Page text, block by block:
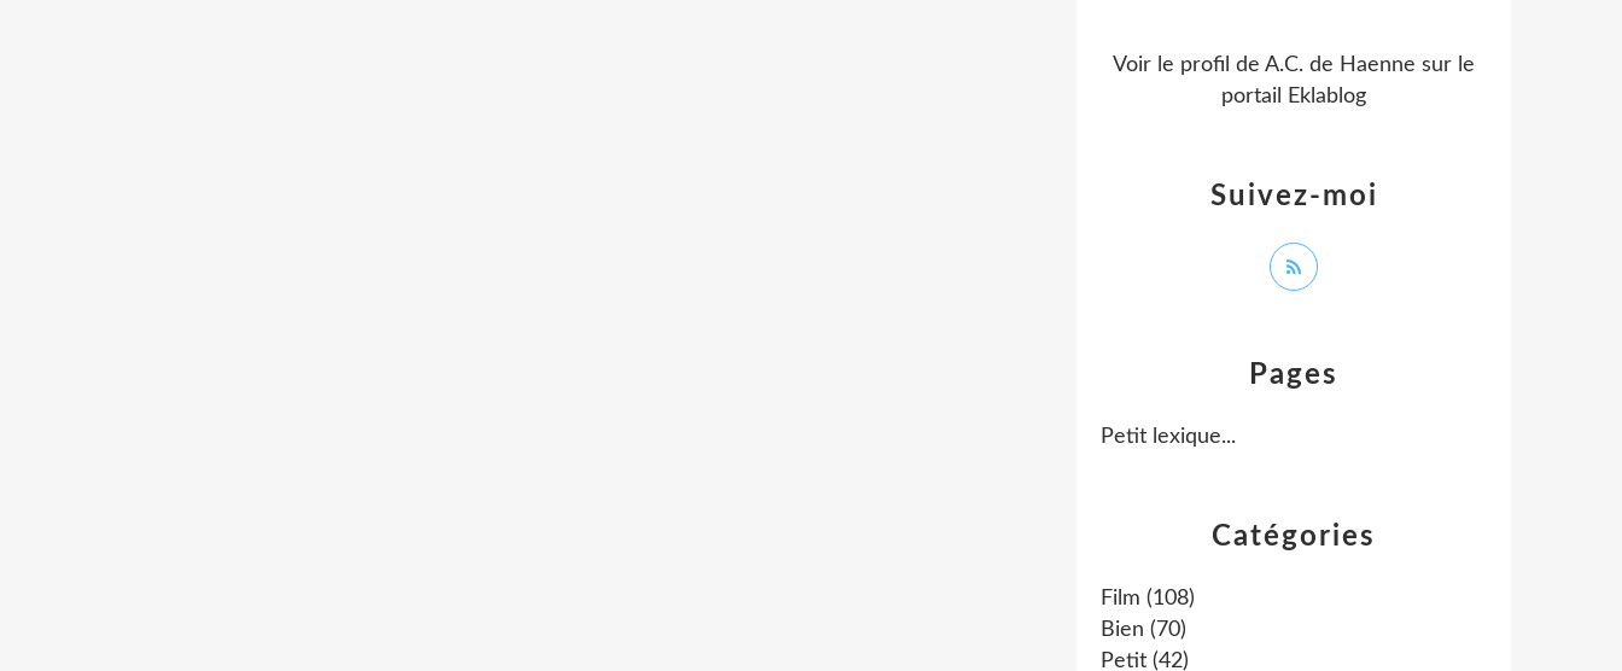
Catégories
Film (108)
Bien (70)
Petit (42)
Pages
Petit lexique...
Suivez-moi
Voir le profil de A.C. de Haenne sur le
portail Eklablog